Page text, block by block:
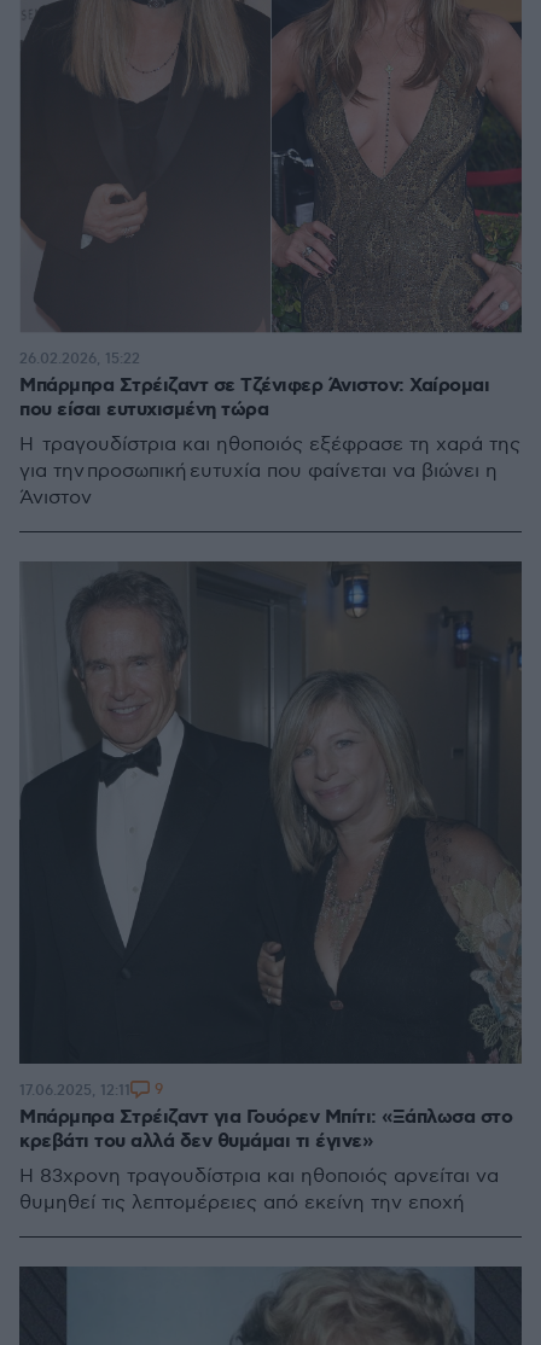
Μπάρμπρα Στρέιζαντ σε Τζένιφερ Άνιστον: Χαίρομαι
που είσαι ευτυχισμένη τώρα
Η τραγουδίστρια και ηθοποιός εξέφρασε τη χαρά της
για την προσωπική ευτυχία που φαίνεται να βιώνει η
Άνιστον
26.02.2026, 15:22
Μπάρμπρα Στρέιζαντ για Γουόρεν Μπίτι: «Ξάπλωσα στο
κρεβάτι του αλλά δεν θυμάμαι τι έγινε»
Η 83χρονη τραγουδίστρια και ηθοποιός αρνείται να
θυμηθεί τις λεπτομέρειες από εκείνη την εποχή
17.06.2025, 12:11 9